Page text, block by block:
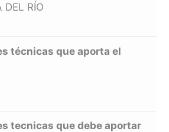
DEL RÍO
técnicas que aporta el
tecnicas que debe aportar